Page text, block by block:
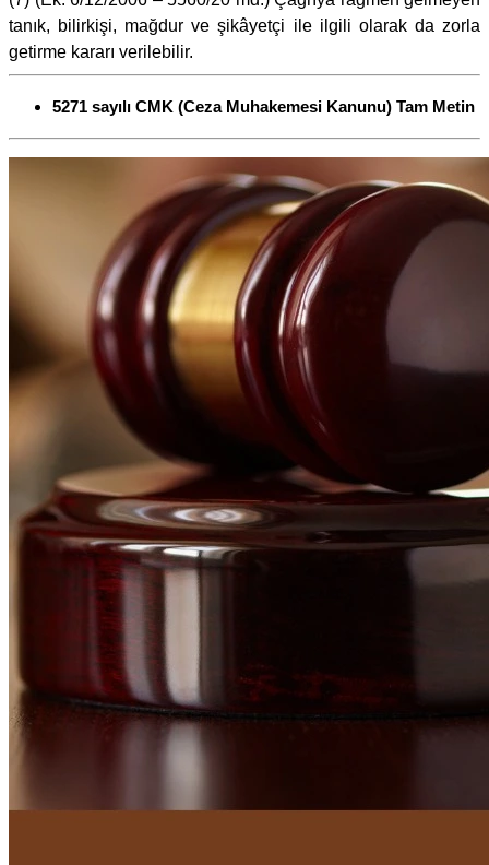
tanık, bilirkişi, mağdur ve şikâyetçi ile ilgili olarak da zorla
getirme kararı verilebilir.
5271 sayılı CMK (Ceza Muhakemesi Kanunu) Tam Metin